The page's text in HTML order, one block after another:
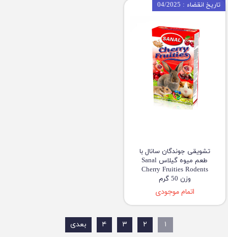
تشویقی جوندگان سانال با
طعم میوه گیلاس Sanal
Cherry Fruities Rodents
وزن 50 گرم
اتمام موجودی
تاریخ انقضاء : 04/2025
۱ ۲ ۳ ۴ بعدی